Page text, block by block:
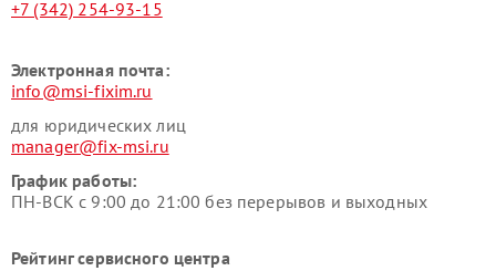
+7 (342) 254-93-15
Электронная почта:
info@msi-fixim.ru
для юридических лиц
manager@fix-msi.ru
График работы:
ПН-ВСК с 9:00 до 21:00 без перерывов и выходных
Рейтинг сервисного центра